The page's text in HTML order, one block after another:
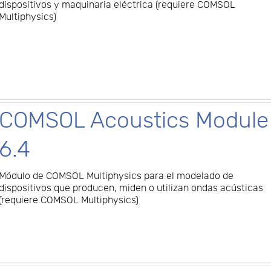
y maquinaria eléctrica (requiere COMSOL
Acoustics Module
de COMSOL Multiphysics para el modelado de
que producen, miden o utilizan ondas acústicas
COMSOL Multiphysics)